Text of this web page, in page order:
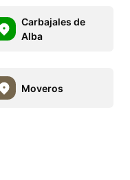
Carbajales de
Alba
Moveros